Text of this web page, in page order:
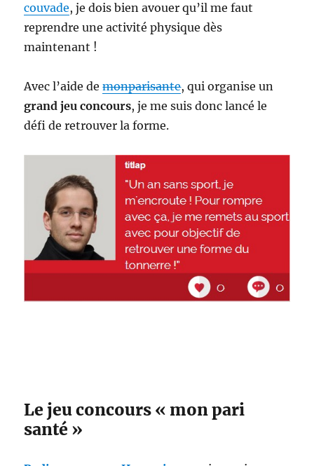
couvade, je dois bien avouer qu’il me faut
reprendre une activité physique dès
maintenant !
Avec l’aide demonparisante, qui organise un
grand jeu concours, je me suis donc lancé le
défi de retrouver la forme.
Le jeu concours « mon pari
santé »